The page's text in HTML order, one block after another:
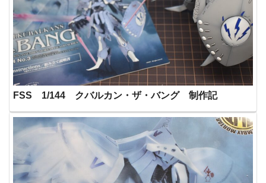
FSS 1/144 クバルカン・ザ・バング 制作記